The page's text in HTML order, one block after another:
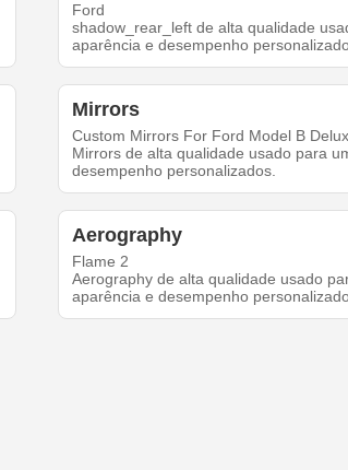
Ford
shadow_rear_left de alta qualidade
aparência e desempenho
Mirrors
Custom Mirrors For Ford Model B
Mirrors de alta qualidade usado para
desempenho personalizados.
Aerography
Flame 2
Aerography de alta qualidade usado
aparência e desempenho